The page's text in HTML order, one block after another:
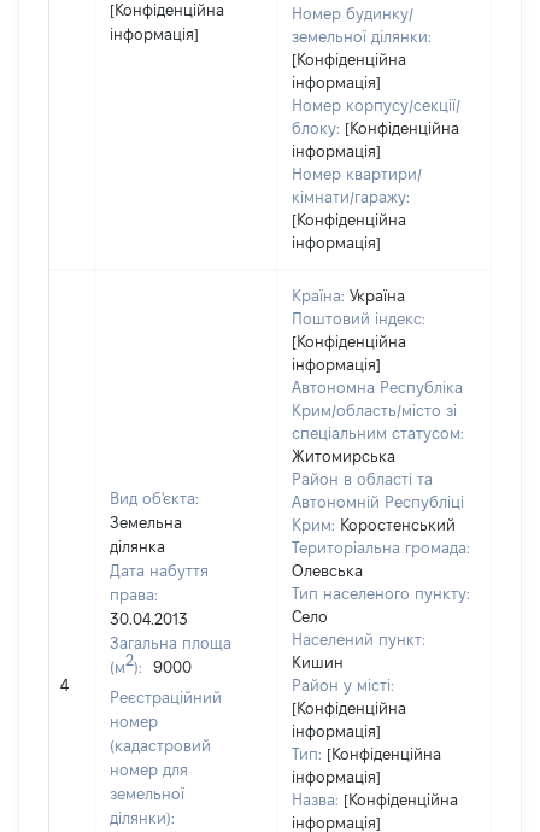
[Конфіденційна
інформація]
Номер будинку/
земельної ділянки:
[Конфіденційна
інформація]
Номер корпусу/секції/
блоку: [Конфіденційна
інформація]
Номер квартири/
кімнати/гаражу:
[Конфіденційна
інформація]
4
Вид об'єкта:
Земельна
ділянка
Дата набуття
права:
30.04.2013
Загальна площа
(м2):
9000
Реєстраційний
номер
(кадастровий
номер для
земельної
ділянки):
Країна: Україна
Поштовий індекс:
[Конфіденційна
інформація]
Автономна Республіка
Крим/область/місто зі
спеціальним статусом:
Житомирська
Район в області та
Автономній Республіці
Крим: Коростенський
Територіальна громада:
Олевська
Тип населеного пункту:
Село
Населений пункт:
Кишин
Район у місті:
[Конфіденційна
інформація]
Тип: [Конфіденційна
інформація]
Назва: [Конфіденційна
інформація]